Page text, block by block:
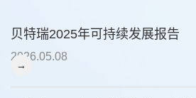
贝特瑞2025年可持续发展报告
2026.05.08
→